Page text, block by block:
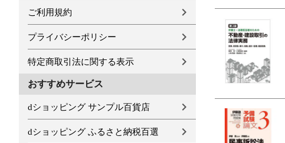
ご利用規約
プライバシーポリシー
特定商取引法に関する表示
おすすめサービス
dショッピング サンプル百貨店
dショッピング ふるさと納税百選